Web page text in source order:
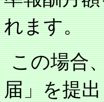
れます。
この場合
届」を提